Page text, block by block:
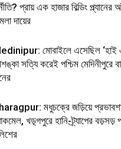
প্রায় এক হাজার বিল্ডিং
দায়ের
মোবাইলে এসেছিল ‘হাই
সত্যি করেই পশ্চিম মেদিনীপুরে
মধুচক্রে জড়িয়ে
খড়্গপুরে হানি-ট্র্যাপের বড়সড়